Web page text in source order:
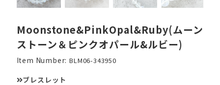
Moonstone&PinkOpal&Ruby(ムーン
ストーン＆ピンクオパール&ルビー)
Item Number: BLM06-343950
ブレスレット